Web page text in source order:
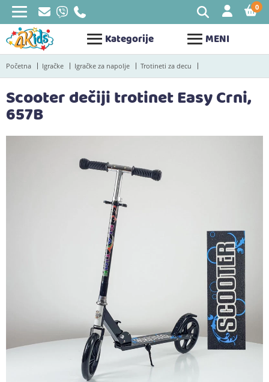
Kategorije MENI
0
Početna Igračke Igračke za napolje Trotineti za decu
Scooter dečiji trotinet Easy Crni,
657B